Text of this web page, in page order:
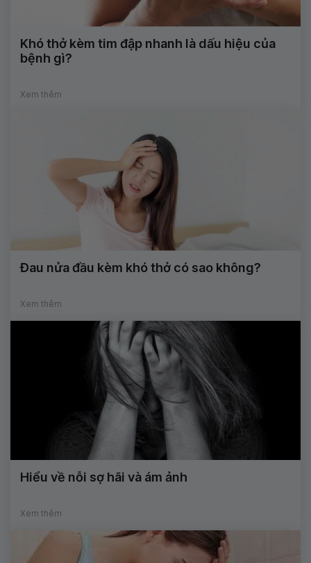
Khó thở kèm tim đập nhanh là dấu hiệu của
bệnh gì?
Xem thêm
Đau nửa đầu kèm khó thở có sao không?
Xem thêm
Hiểu về nỗi sợ hãi và ám ảnh
Xem thêm